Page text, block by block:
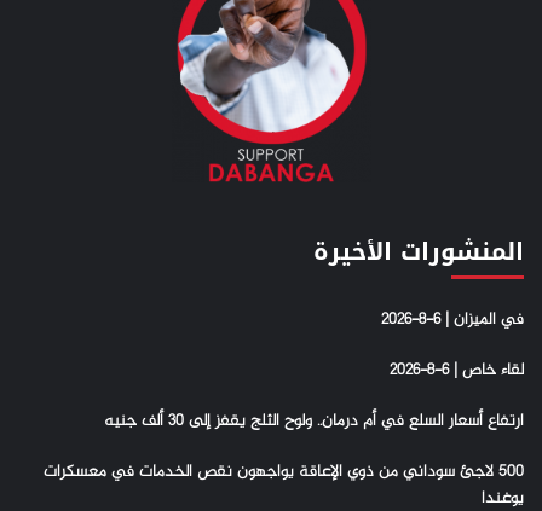
المنشورات الأخيرة
في الميزان | 6-8-2026
لقاء خاص | 6-8-2026
ارتفاع أسعار السلع في أم درمان.. ولوح الثلج يقفز إلى 30 ألف جنيه
500 لاجئ سوداني من ذوي الإعاقة يواجهون نقص الخدمات في معسكرات
يوغندا